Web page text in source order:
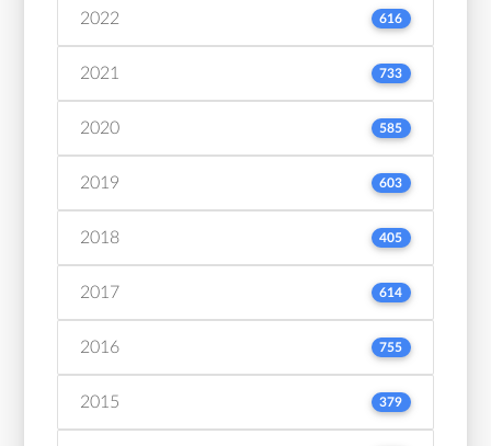
2022 616
2021 733
2020 585
2019 603
2018 405
2017 614
2016 755
2015 379